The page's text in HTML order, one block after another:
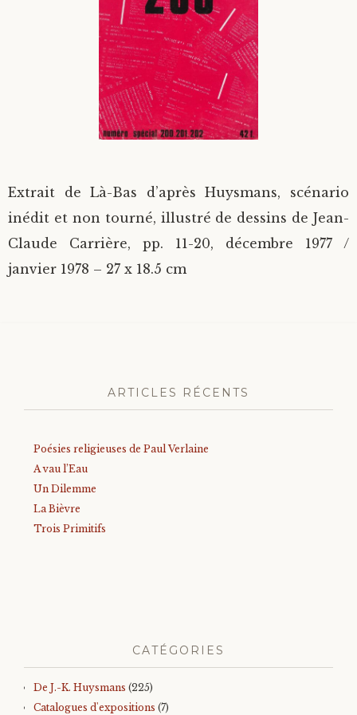
Langues étrangères
Extrait de Là-Bas d’après Huysmans, scénario
inédit et non tourné, illustré de dessins de Jean-
Claude Carrière, pp. 11-20, décembre 1977 /
janvier 1978 – 27 x 18.5 cm
ARTICLES RÉCENTS
Poésies religieuses de Paul Verlaine
A vau l’Eau
Un Dilemme
La Bièvre
Trois Primitifs
CATÉGORIES
De J.-K. Huysmans (225)
Catalogues d'expositions (7)